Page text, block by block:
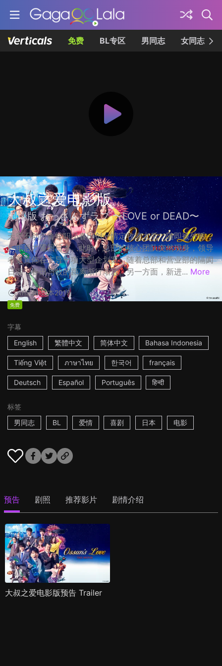
免费 BL专区 男同志 女同志
大叔之爱电影版
劇場版 おっさんずラブ 〜LOVE or DEAD〜
天空不动产鲁蛇职员春田创一情定牧凌太后，随即被外派，
一年后才重回日本。此时，总部的核心团队突然现身，领导
者更宣佈在主导一项大型企划案，随着总部和营业部的隔阂
日深，春田与牧的距离渐行渐远。另一方面，新进... More
1h53m日本2019
免费
字幕
English
繁體中文 简体中文 Bahasa Indonesia
Tiếng Việt ภาษาไทย 한국어 français
Deutsch Español Português हिन्दी
标签
男同志
BL 爱情 喜剧 日本 电影
预告 剧照 推荐影片 剧情介绍
大叔之爱电影版预告 Trailer